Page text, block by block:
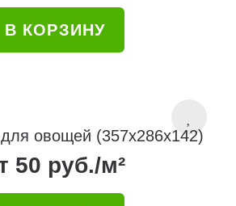
В КОРЗИНУ
овощей (357x286x142)
50 руб./м²